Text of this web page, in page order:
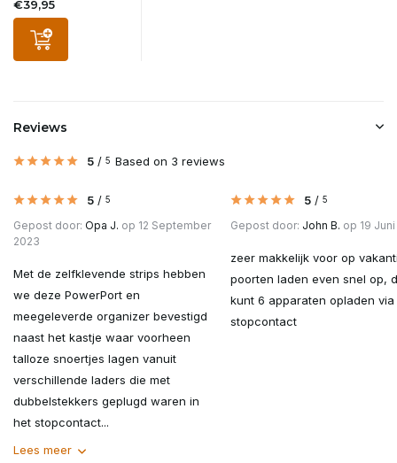
€39,95
Reviews
5 / 5 Based on 3 reviews
5 / 5
Gepost door: Opa J. op 12 September
2023
Met de zelfklevende strips hebben
we deze PowerPort en
meegeleverde organizer bevestigd
naast het kastje waar voorheen
talloze snoertjes lagen vanuit
verschillende laders die met
dubbelstekkers geplugd waren in
het stopcontact...
Lees meer
5 / 5
Gepost door: John B. op 19
zeer makkelijk voor op
poorten laden even snel op,
kunt 6 apparaten opladen via
stopcontact